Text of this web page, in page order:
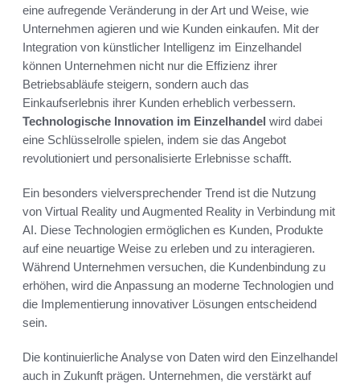
eine aufregende Veränderung in der Art und Weise, wie
Unternehmen agieren und wie Kunden einkaufen. Mit der
Integration von künstlicher Intelligenz im Einzelhandel
können Unternehmen nicht nur die Effizienz ihrer
Betriebsabläufe steigern, sondern auch das
Einkaufserlebnis ihrer Kunden erheblich verbessern.
Technologische Innovation im Einzelhandel wird dabei
eine Schlüsselrolle spielen, indem sie das Angebot
revolutioniert und personalisierte Erlebnisse schafft.
Ein besonders vielversprechender Trend ist die Nutzung
von Virtual Reality und Augmented Reality in Verbindung mit
AI. Diese Technologien ermöglichen es Kunden, Produkte
auf eine neuartige Weise zu erleben und zu interagieren.
Während Unternehmen versuchen, die Kundenbindung zu
erhöhen, wird die Anpassung an moderne Technologien und
die Implementierung innovativer Lösungen entscheidend
sein.
Die kontinuierliche Analyse von Daten wird den Einzelhandel
auch in Zukunft prägen. Unternehmen, die verstärkt auf